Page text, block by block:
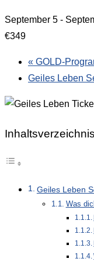
September 5 -
€349
« GOLD-
Geiles Leben
Inhaltsverzeichnis
Geiles Leben
Was